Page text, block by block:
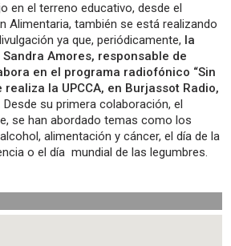
en el terreno educativo, desde el
Alimentaria, también se está realizando
ya que, periódicamente, la
Amores, responsable de
en el programa radiofónico “Sin
la UPCCA, en Burjassot Radio,
Desde su primera colaboración, el
se han abordado temas como los
alimentación y cáncer, el día de la
o el día mundial de las legumbres.